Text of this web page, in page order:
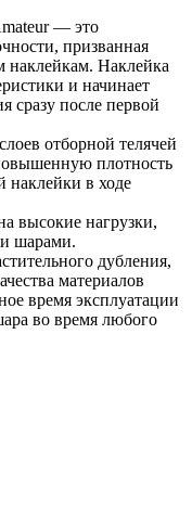
— это
призванная
наклейкам. Наклейка
и начинает
сразу после первой
отборной телячей
плотность
наклейки в ходе
высокие нагрузки,
шарами.
дубления,
материалов
время эксплуатации
во время любого